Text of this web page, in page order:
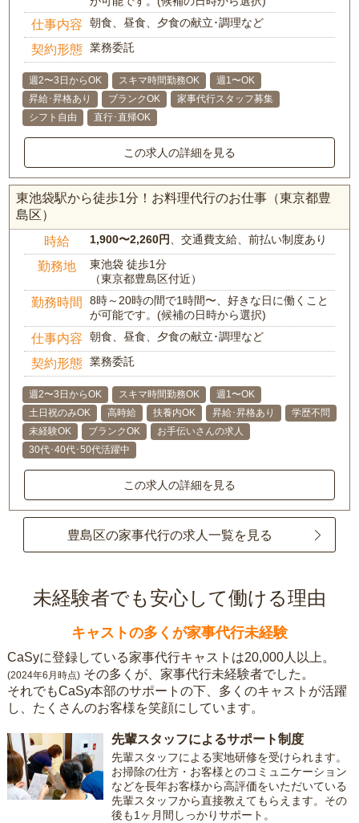
仕事内容 朝食、昼食、夕食の献立･調理など
契約形態 業務委託
週2〜3日からOK スキマ時間勤務OK
週1〜OK
昇給･昇格あり
ブランクOK
家事代行スタッフ募集
シフト自由
直行･直帰OK
この求人の詳細を見る
東池袋駅から徒歩1分！お料理代行のお仕事（東京都豊
島区）
時給 1,900〜2,260円 、交通費支給、前払い制度あり
勤務地
東池袋 徒歩1分
（東京都豊島区付近）
勤務時間
8時～20時の間で1時間〜、好きな日に働くこと
が可能です。(候補の日時から選択)
仕事内容 朝食、昼食、夕食の献立･調理など
契約形態 業務委託
週2〜3日からOK スキマ時間勤務OK
週1〜OK
土日祝のみOK
高時給 扶養内OK 昇給･昇格あり
学歴不問
未経験OK
ブランクOK
お手伝いさんの求人
30代･40代･50代活躍中
この求人の詳細を見る
豊島区の家事代行の求人一覧を見る
未経験者でも安心して働ける理由
キャストの多くが家事代行未経験
CaSyに登録している家事代行キャストは20,000人以上。
(2024年6月時点) その多くが、家事代行未経験者でした。
それでもCaSy本部のサポートの下、多くのキャストが活躍
し、たくさんのお客様を笑顔にしています。
先輩スタッフによるサポート制度
先輩スタッフによる実地研修を受けられます。
お掃除の仕方・お客様とのコミュニケーション
などを長年お客様から高評価をいただいている
先輩スタッフから直接教えてもらえます。その
後も1ヶ月間しっかりサポート。